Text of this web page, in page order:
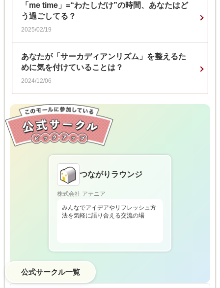
「me time」=“わたしだけ”の時間、あなたはど
う過ごしてる？
2025/02/19
あなたが「サーカディアンリズム」を整えるた
めに気を付けていることは？
2024/12/06
つながりラウンジ
株式会社 アテニア
みんなでアイデアやリフレッシュ方
法を気軽に語り合える交流の場
公式サークル一覧